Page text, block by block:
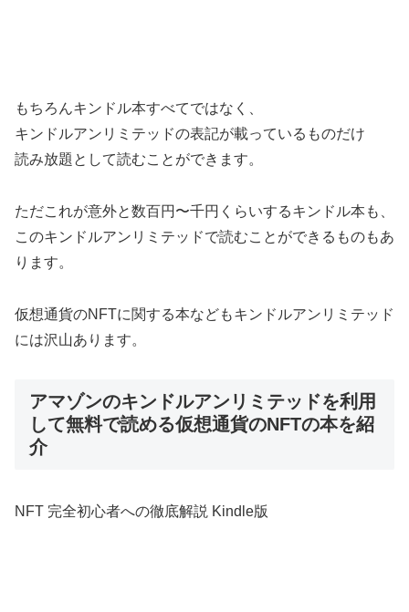
もちろんキンドル本すべてではなく、
キンドルアンリミテッドの表記が載っているものだけ
読み放題として読むことができます。
ただこれが意外と数百円〜千円くらいするキンドル本も、
このキンドルアンリミテッドで読むことができるものもあ
ります。
仮想通貨のNFTに関する本などもキンドルアンリミテッド
には沢山あります。
アマゾンのキンドルアンリミテッドを利用
して無料で読める仮想通貨のNFTの本を紹
介
NFT 完全初心者への徹底解説 Kindle版